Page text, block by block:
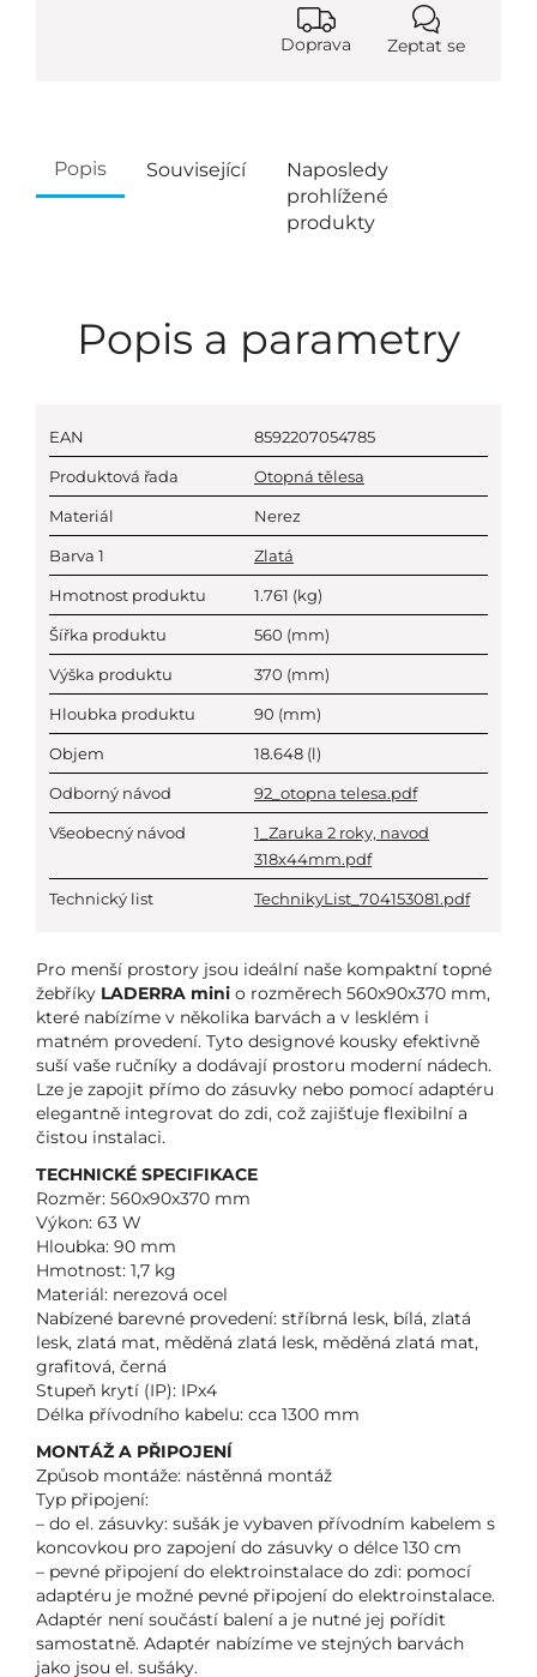
Doprava Zeptat se
Popis Související
Naposledy
prohlížené
produkty
Popis a parametry
EAN 8592207054785
Produktová řada Otopná tělesa
Materiál Nerez
Barva 1 Zlatá
Hmotnost produktu 1.761 (kg)
Šířka produktu 560 (mm)
Výška produktu 370 (mm)
Hloubka produktu 90 (mm)
Objem 18.648 (l)
Odborný návod 92_otopna telesa.pdf
Všeobecný návod
1_Zaruka 2 roky, navod
318x44mm.pdf
Technický list TechnikyList_704153081.pdf
Pro menší prostory jsou ideální naše kompaktní topné
žebříky LADERRA mini o rozměrech 560x90x370 mm,
které nabízíme v několika barvách a v lesklém i
matném provedení. Tyto designové kousky efektivně
suší vaše ručníky a dodávají prostoru moderní nádech.
Lze je zapojit přímo do zásuvky nebo pomocí adaptéru
elegantně integrovat do zdi, což zajišťuje flexibilní a
čistou instalaci.
TECHNICKÉ SPECIFIKACE
Rozměr: 560x90x370 mm
Výkon: 63 W
Hloubka: 90 mm
Hmotnost: 1,7 kg
Materiál: nerezová ocel
Nabízené barevné provedení: stříbrná lesk, bílá, zlatá
lesk, zlatá mat, měděná zlatá lesk, měděná zlatá mat,
grafitová, černá
Stupeň krytí (IP): IPx4
Délka přívodního kabelu: cca 1300 mm
MONTÁŽ A PŘIPOJENÍ
Způsob montáže: nástěnná montáž
Typ připojení:
– do el. zásuvky: sušák je vybaven přívodním kabelem s
koncovkou pro zapojení do zásuvky o délce 130 cm
– pevné připojení do elektroinstalace do zdi: pomocí
adaptéru je možné pevné připojení do elektroinstalace.
Adaptér není součástí balení a je nutné jej pořídit
samostatně. Adaptér nabízíme ve stejných barvách
jako jsou el. sušáky.